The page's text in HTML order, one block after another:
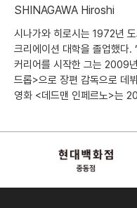
SHINAGAWA Hiroshi
시나가와 히로시는 1972년
크리에이션 대학을 졸업했다.
커리어를 시작한 그는 2009
드롭>으로 장편 감독으로 데
영화 <데드맨 인페르노>는